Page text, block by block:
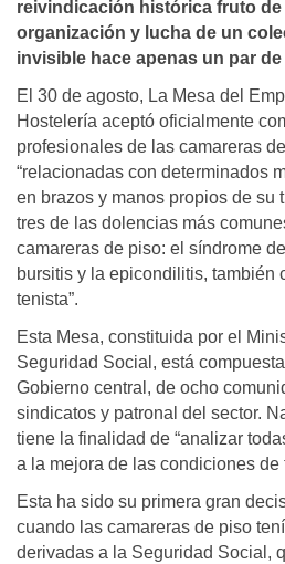
reivindicación histórica fruto de
organización y lucha de un
invisible hace apenas un par
El 30 de agosto, La Mesa del
Hostelería aceptó oficialmente
profesionales de las camareras
“relacionadas con determinados
en brazos y manos propios de su
tres de las dolencias más
camareras de piso: el síndrome
bursitis y la epicondilitis, también
tenista”.
Esta Mesa, constituida por el
Seguridad Social, está
Gobierno central, de ocho
sindicatos y patronal del sector.
tiene la finalidad de “analizar
a la mejora de las condiciones de
Esta ha sido su primera gran
cuando las camareras de piso
derivadas a la Seguridad Social,